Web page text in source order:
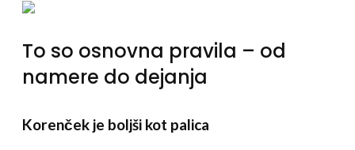
To so osnovna pravila – od
namere do dejanja
Korenček je boljši kot palica